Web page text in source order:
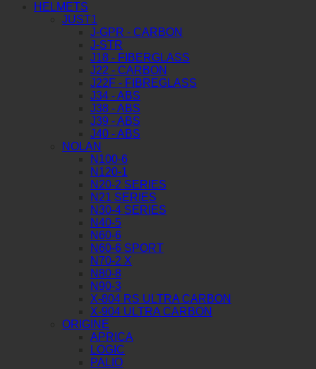
HELMETS
JUST1
J-GPR - CARBON
J-STR
J18 - FIBERGLASS
J22 - CARBON
J22F - FIBREGLASS
J34 - ABS
J38 - ABS
J39 - ABS
J40 - ABS
NOLAN
N100-6
N120-1
N20-2 SERIES
N21 SERIES
N30-4 SERIES
N40-5
N60-6
N60-6 SPORT
N70-2 X
N80-8
N90-3
X-804 RS ULTRA CARBON
X-904 ULTRA CARBON
ORIGINE
APRICA
LOGIC
PALIO